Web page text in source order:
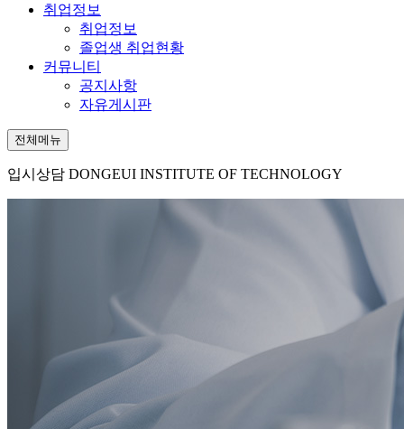
취업정보
취업정보
졸업생 취업현황
커뮤니티
공지사항
자유게시판
전체메뉴
입시상담 DONGEUI INSTITUTE OF TECHNOLOGY